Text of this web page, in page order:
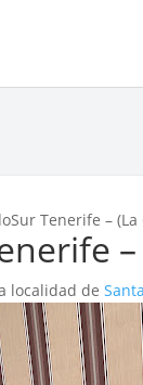
Tenerife – (La
localidad de